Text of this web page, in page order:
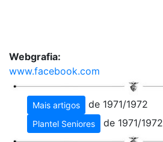
Webgrafia:
www.facebook.com
Mais artigos de 1971/1972
Plantel Seniores de 1971/1972